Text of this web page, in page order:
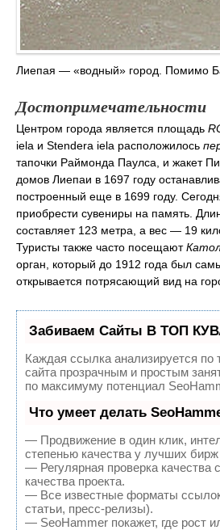
Лиепая — «водный» город. Помимо
Достопримечательности
Центром города является площадь
iela и Stendera iela расположилось
тапочки Раймонда Паулса, и жакет
домов Лиепаи в 1697 году
построенный еще в 1699 году.
приобрести сувениры на память.
составляет 123 метра, а вес — 19
Туристы также часто посещают
орган, который до 1912 года был
открывается потрясающий вид на
Забиваем Сайты В ТОП
Каждая ссылка анализируется по
сайта прозрачным и простым
по максимуму потенциал
Что умеет делать
— Продвижение в один клик,
степенью качества у лучших
— Регулярная проверка качества
качества проекта.
— Все известные форматы
статьи, пресс-релизы).
— SeoHammer покажет, где рост